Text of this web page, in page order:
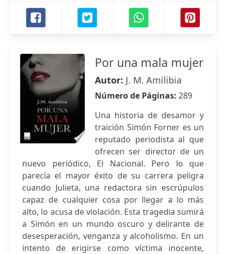
Por una mala mujer
Autor: J. M. Amilibia
Número de Páginas: 289
Una historia de desamor y
traición Simón Forner es un
reputado periodista al que
ofrecen ser director de un
nuevo periódico, El Nacional. Pero lo que
parecía el mayor éxito de su carrera peligra
cuando Julieta, una redactora sin escrúpulos
capaz de cualquier cosa por llegar a lo más
alto, lo acusa de violación. Esta tragedia sumirá
a Simón en un mundo oscuro y delirante de
desesperación, venganza y alcoholismo. En un
intento de erigirse como víctima inocente,